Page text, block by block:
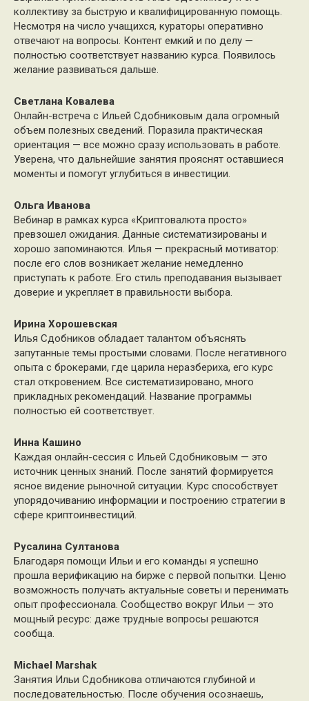
коллективу за быструю и квалифицированную помощь.
Несмотря на число учащихся, кураторы оперативно
отвечают на вопросы. Контент емкий и по делу —
полностью соответствует названию курса. Появилось
желание развиваться дальше.
Светлана Ковалева
Онлайн-встреча с Ильей Сдобниковым дала огромный
объем полезных сведений. Поразила практическая
ориентация — все можно сразу использовать в работе.
Уверена, что дальнейшие занятия прояснят оставшиеся
моменты и помогут углубиться в инвестиции.
Ольга Иванова
Вебинар в рамках курса «Криптовалюта просто»
превзошел ожидания. Данные систематизированы и
хорошо запоминаются. Илья — прекрасный мотиватор:
после его слов возникает желание немедленно
приступать к работе. Его стиль преподавания вызывает
доверие и укрепляет в правильности выбора.
Ирина Хорошевская
Илья Сдобников обладает талантом объяснять
запутанные темы простыми словами. После негативного
опыта с брокерами, где царила неразбериха, его курс
стал откровением. Все систематизировано, много
прикладных рекомендаций. Название программы
полностью ей соответствует.
Инна Кашино
Каждая онлайн-сессия с Ильей Сдобниковым — это
источник ценных знаний. После занятий формируется
ясное видение рыночной ситуации. Курс способствует
упорядочиванию информации и построению стратегии в
сфере криптоинвестиций.
Русалина Султанова
Благодаря помощи Ильи и его команды я успешно
прошла верификацию на бирже с первой попытки. Ценю
возможность получать актуальные советы и перенимать
опыт профессионала. Сообщество вокруг Ильи — это
мощный ресурс: даже трудные вопросы решаются
сообща.
Michael Marshak
Занятия Ильи Сдобникова отличаются глубиной и
последовательностью. После обучения осознаешь,